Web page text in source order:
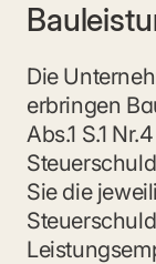
Die
erbringen
Abs.1 S.1
Sie die